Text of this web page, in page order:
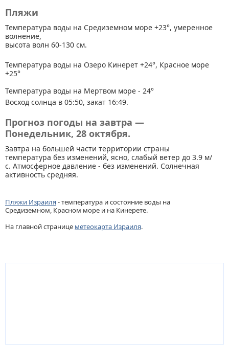
Пляжи
Температура воды на Средиземном море +23°, умеренное
волнение,
высота волн 60-130 см.
Температура воды на Озеро Кинерет +24°, Красное море
+25°
Температура воды на Мертвом море - 24°
Восход солнца в 05:50, закат 16:49.
Прогноз погоды на завтра —
Понедельник, 28 октября.
Завтра на большей части территории страны
температура без изменений, ясно, слабый ветер до 3.9 м/
с. Атмосферное давление - без изменений. Солнечная
активность средняя.
Пляжи Израиля- температура и состояние воды на
Средиземном, Красном море и на Кинерете.
На главной странице метеокарта Израиля.